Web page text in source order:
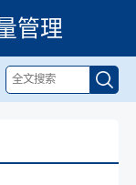
管理